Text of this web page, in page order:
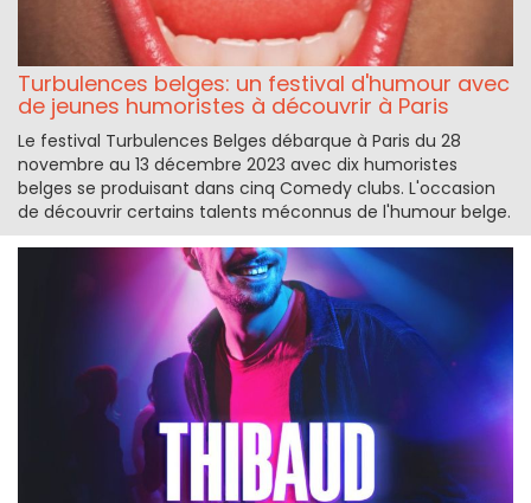
Turbulences belges: un festival d'humour avec
de jeunes humoristes à découvrir à Paris
Le festival Turbulences Belges débarque à Paris du 28
novembre au 13 décembre 2023 avec dix humoristes
belges se produisant dans cinq Comedy clubs. L'occasion
de découvrir certains talents méconnus de l'humour belge.